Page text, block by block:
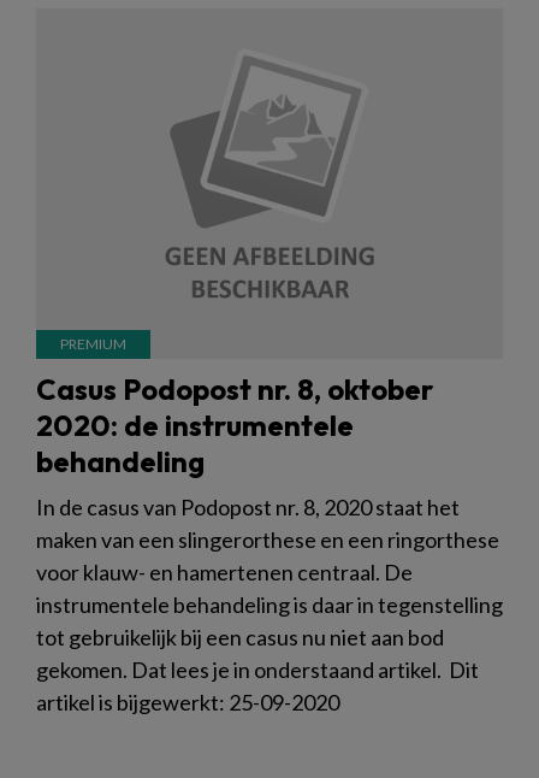
Casus Podopost nr. 8, oktober
2020: de instrumentele
behandeling
In de casus van Podopost nr. 8, 2020 staat het
maken van een slingerorthese en een ringorthese
voor klauw- en hamertenen centraal. De
instrumentele behandeling is daar in tegenstelling
tot gebruikelijk bij een casus nu niet aan bod
gekomen. Dat lees je in onderstaand artikel. Dit
artikel is bijgewerkt: 25-09-2020